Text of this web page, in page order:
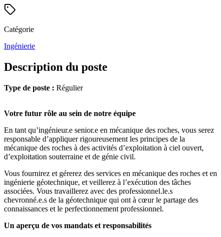
Catégorie
Ingénierie
Description du poste
Type de poste : Régulier
Votre futur rôle au sein de notre équipe
En tant qu’ingénieur.e senior.e en mécanique des roches, vous serez
responsable d’appliquer rigoureusement les principes de la
mécanique des roches à des activités d’exploitation à ciel ouvert,
d’exploitation souterraine et de génie civil.
Vous fournirez et gérerez des services en mécanique des roches et en
ingénierie géotechnique, et veillerez à l’exécution des tâches
associées. Vous travaillerez avec des professionnel.le.s
chevronné.e.s de la géotechnique qui ont à cœur le partage des
connaissances et le perfectionnement professionnel.
Un aperçu de vos mandats et responsabilités